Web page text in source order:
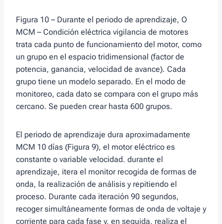
Figura 10 – Durante el periodo de aprendizaje, O
MCM – Condición eléctrica vigilancia de motores
trata cada punto de funcionamiento del motor, como
un grupo en el espacio tridimensional (factor de
potencia, ganancia, velocidad de avance). Cada
grupo tiene un modelo separado. En el modo de
monitoreo, cada dato se compara con el grupo más
cercano. Se pueden crear hasta 600 grupos.
El periodo de aprendizaje dura aproximadamente
MCM 10 días (Figura 9), el motor eléctrico es
constante o variable velocidad. durante el
aprendizaje, itera el monitor recogida de formas de
onda, la realización de análisis y repitiendo el
proceso. Durante cada iteración 90 segundos,
recoger simultáneamente formas de onda de voltaje y
corriente para cada fase y, en seguida, realiza el